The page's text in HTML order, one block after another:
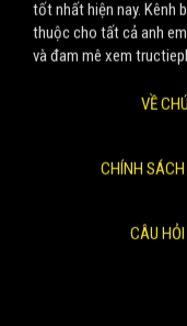
tốt nhất hiện nay. Kênh
thuộc cho tất cả anh
và đam mê xem
VỀ
CHÍNH
CÂU